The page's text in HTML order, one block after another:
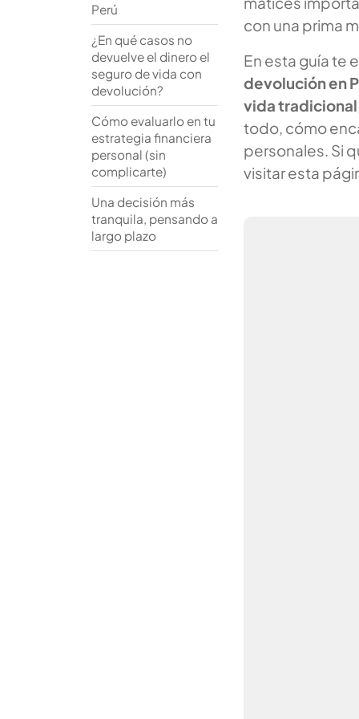
con una prima
En esta guía te
devolución en
vida tradicional
todo, cómo
personales. Si
visitar esta
Perú
¿En qué casos no
devuelve el dinero el
seguro de vida con
devolución?
Cómo evaluarlo en tu
estrategia financiera
personal (sin
complicarte)
Una decisión más
tranquila, pensando a
largo plazo